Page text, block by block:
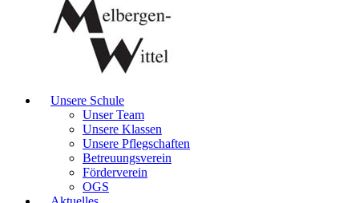
Unsere Schule
Unser Team
Unsere Klassen
Unsere Pflegschaften
Betreuungsverein
Förderverein
OGS